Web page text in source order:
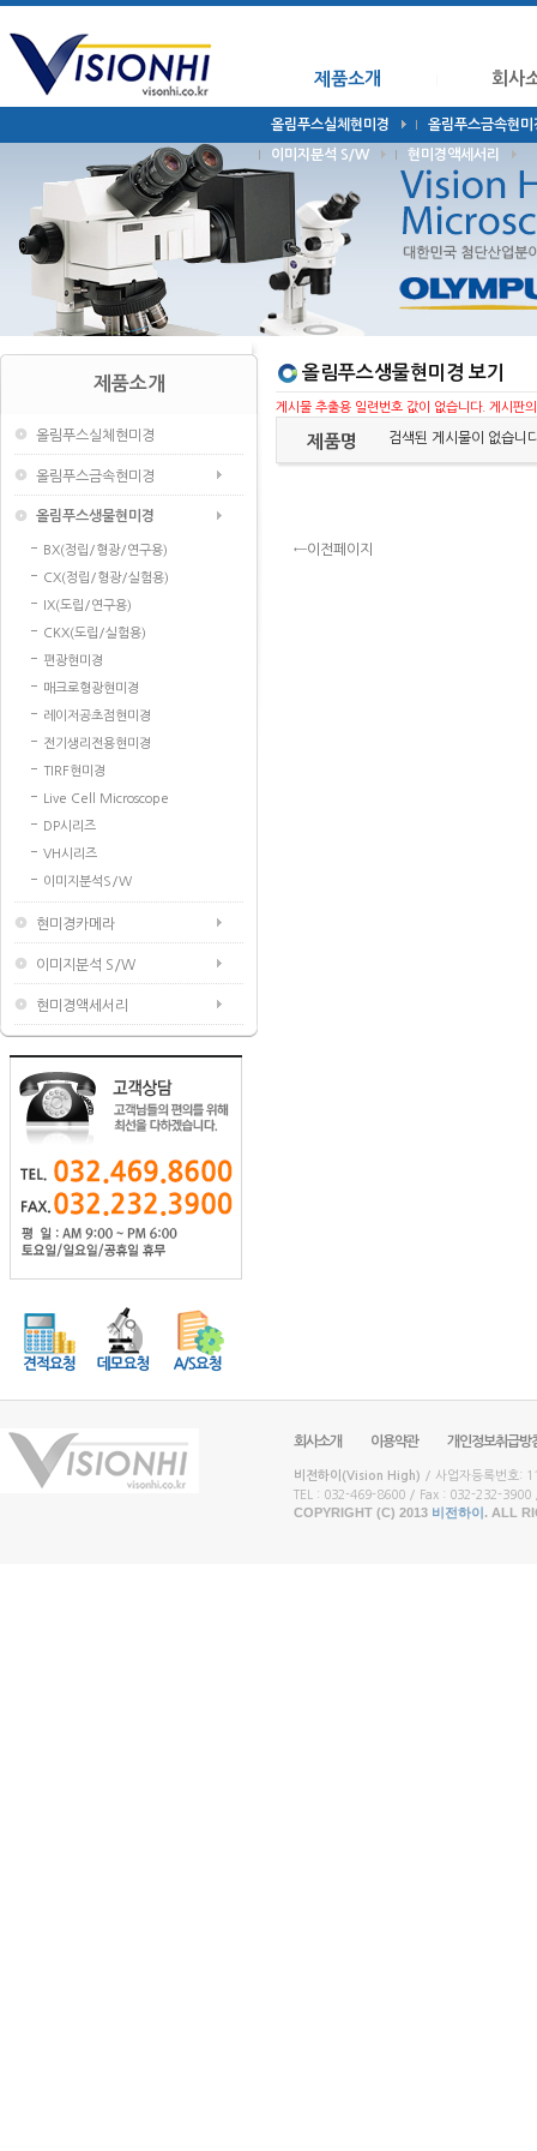
제품소개
올림푸스실체현미경 올림푸스금속현미
이미지분석 S/W 현미경액세서리
회사
제품소개
올림푸스실체현미경
올림푸스금속현미경
올림푸스생물현미경
BX(정립/형광/연구용)
CX(정립/형광/실험용)
IX(도립/연구용)
CKX(도립/실험용)
편광현미경
매크로형광현미경
레이저공초점현미경
전기생리전용현미경
TIRF현미경
Live Cell Microscope
DP시리즈
VH시리즈
이미지분석S/W
현미경카메라
이미지분석 S/W
현미경액세서리
올림푸스생물현미경 보기
게시물 추출용 일련번호 값이 없습니다. 게시
제품명 검색된 게시물이 없습니
←이전페이지
회사소개 이용약관 개인정보취급방
비전하이(Vision High) / 사업자등록번호:
TEL : 032-469-8600 / Fax : 032-232-
COPYRIGHT (C) 2013 비전하이. ALL